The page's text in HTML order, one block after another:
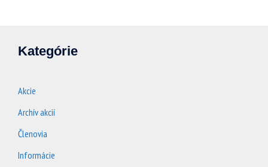
Kategórie
Akcie
Archív akcií
Členovia
Informácie